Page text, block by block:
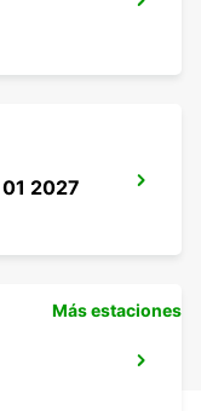
01 2027
Más estaciones